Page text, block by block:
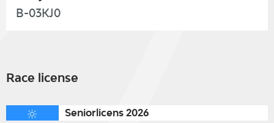
B-03KJ0
Race license
Seniorlicens 2026